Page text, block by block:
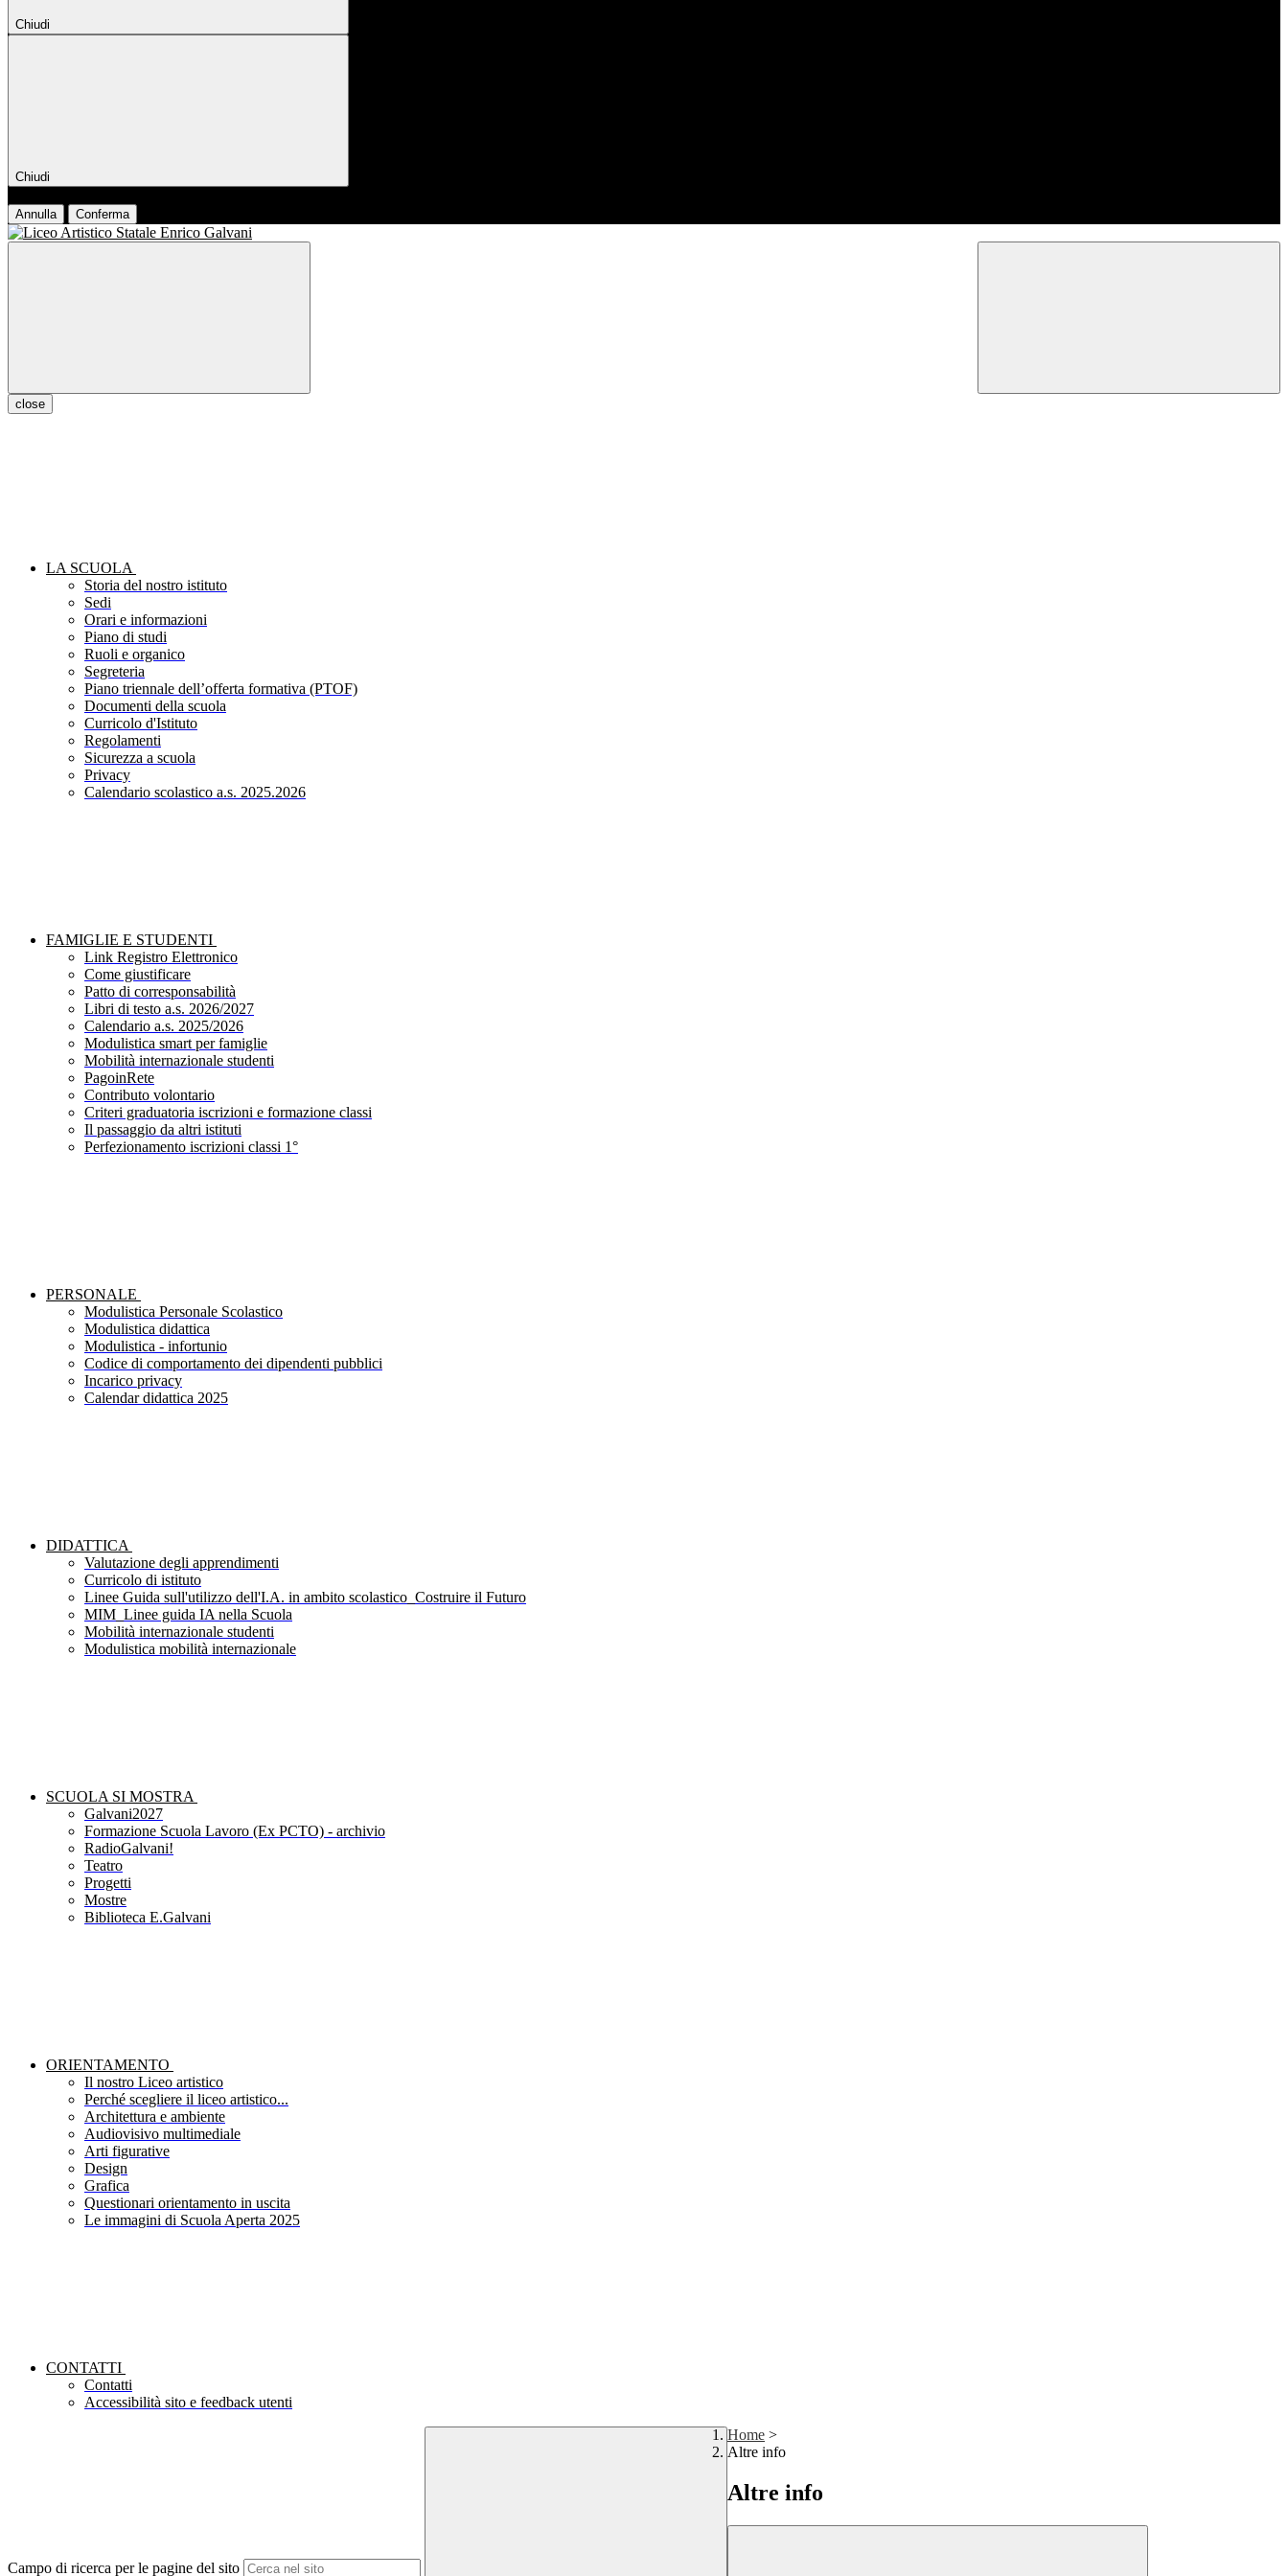
Chiudi
Chiudi
Annulla Conferma
close
LA SCUOLA
Storia del nostro istituto
Sedi
Orari e informazioni
Piano di studi
Ruoli e organico
Segreteria
Piano triennale dell’offerta formativa (PTOF)
Documenti della scuola
Curricolo d'Istituto
Regolamenti
Sicurezza a scuola
Privacy
Calendario scolastico a.s. 2025.2026
FAMIGLIE E STUDENTI
Link Registro Elettronico
Come giustificare
Patto di corresponsabilità
Libri di testo a.s. 2026/2027
Calendario a.s. 2025/2026
Modulistica smart per famiglie
Mobilità internazionale studenti
PagoinRete
Contributo volontario
Criteri graduatoria iscrizioni e formazione classi
Il passaggio da altri istituti
Perfezionamento iscrizioni classi 1°
PERSONALE
Modulistica Personale Scolastico
Modulistica didattica
Modulistica - infortunio
Codice di comportamento dei dipendenti pubblici
Incarico privacy
Calendar didattica 2025
DIDATTICA
Valutazione degli apprendimenti
Curricolo di istituto
Linee Guida sull'utilizzo dell'I.A. in ambito scolastico_Costruire il Futuro
MIM_Linee guida IA nella Scuola
Mobilità internazionale studenti
Modulistica mobilità internazionale
SCUOLA SI MOSTRA
Galvani2027
Formazione Scuola Lavoro (Ex PCTO) - archivio
RadioGalvani!
Teatro
Progetti
Mostre
Biblioteca E.Galvani
ORIENTAMENTO
Il nostro Liceo artistico
Perché scegliere il liceo artistico...
Architettura e ambiente
Audiovisivo multimediale
Arti figurative
Design
Grafica
Questionari orientamento in uscita
Le immagini di Scuola Aperta 2025
CONTATTI
Contatti
Accessibilità sito e feedback utenti
Campo di ricerca per le pagine del sito
Home >
Altre info
Altre info